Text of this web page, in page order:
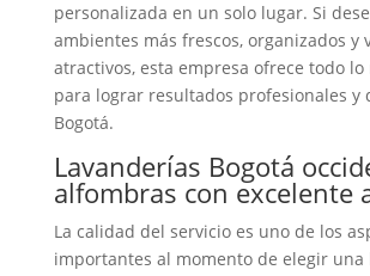
personalizada en un solo lugar. Si
ambientes más frescos, organizados y
atractivos, esta empresa ofrece todo lo
para lograr resultados profesionales y
Bogotá.
Lavanderías Bogotá
alfombras con excelente
La calidad del servicio es uno de los
importantes al momento de elegir una